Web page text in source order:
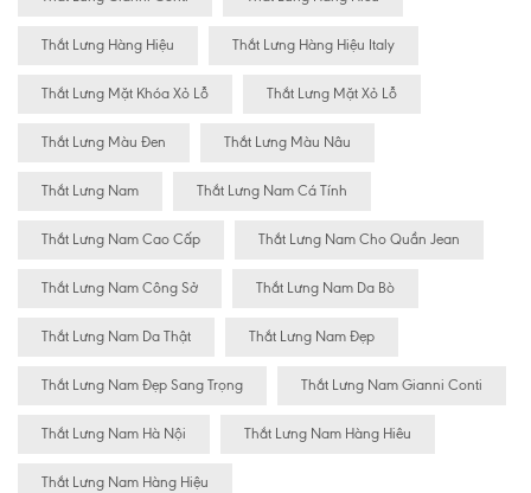
Thắt Lưng Hàng Hiệu Thắt Lưng Hàng Hiệu Italy
Thắt Lưng Mặt Khóa Xỏ Lỗ Thắt Lưng Mặt Xỏ Lỗ
Thắt Lưng Màu Đen Thắt Lưng Màu Nâu
Thắt Lưng Nam Thắt Lưng Nam Cá Tính
Thắt Lưng Nam Cao Cấp Thắt Lưng Nam Cho Quần Jean
Thắt Lưng Nam Công Sở Thắt Lưng Nam Da Bò
Thắt Lưng Nam Da Thật Thắt Lưng Nam Đẹp
Thắt Lưng Nam Đẹp Sang Trọng Thắt Lưng Nam Gianni Conti
Thắt Lưng Nam Hà Nội Thắt Lưng Nam Hàng Hiêu
Thắt Lưng Nam Hàng Hiệu